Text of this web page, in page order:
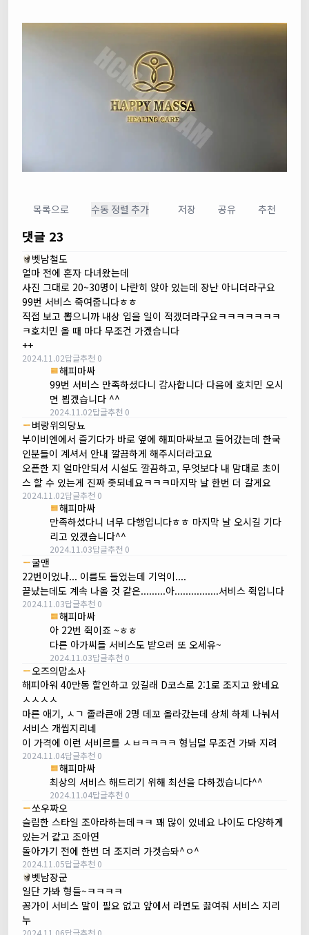
목록으로 수동 정렬 추가 저장 공유 추천
댓글 23
벳남철도
얼마 전에 혼자 다녀왔는데
사진 그대로 20~30명이 나란히 앉아 있는데 장난 아니더라구요
99번 서비스 죽여줍니다ㅎㅎ
직접 보고 뽑으니까 내상 입을 일이 적겠더라구요ㅋㅋㅋㅋㅋㅋㅋ
ㅋ호치민 올 때 마다 무조건 가겠습니다
++
2024.11.02답글추천 0
해피마싸
99번 서비스 만족하셨다니 감사합니다 다음에 호치민 오시
면 뵙겠습니다 ^^
2024.11.02답글추천 0
벼랑위의당뇨
부이비엔에서 즐기다가 바로 옆에 해피마싸보고 들어갔는데 한국
인분들이 계셔서 안내 깔끔하게 해주시더라고요
오픈한 지 얼마안되서 시설도 깔끔하고, 무엇보다 내 맘대로 초이
스 할 수 있는게 진짜 좃되네요ㅋㅋㅋ마지막 날 한번 더 갈게요
2024.11.02답글추천 0
해피마싸
만족하셨다니 너무 다행입니다ㅎㅎ 마지막 날 오시길 기다
리고 있겠습니다^^
2024.11.03답글추천 0
굴맨
22번이었나... 이름도 들었는데 기억이....
끝났는데도 계속 나올 것 같은.........아................서비스 쥑입니다
2024.11.03답글추천 0
해피마싸
아 22번 쥑이죠 ~ㅎㅎ
다른 아가씨들 서비스도 받으러 또 오세유~
2024.11.03답글추천 0
오즈의맙소사
해피아워 40만동 할인하고 있길래 D코스로 2:1로 조지고 왔네요
ㅅㅅㅅㅅ
마른 애기, ㅅㄱ 졸라큰애 2명 데꼬 올라갔는데 상체 하체 나눠서
서비스 개씹지리네
이 가격에 이런 서비르를 ㅅㅂㅋㅋㅋㅋ 형님덜 무조건 가봐 지려
2024.11.04답글추천 0
해피마싸
최상의 서비스 해드리기 위해 최선을 다하겠습니다^^
2024.11.04답글추천 0
쏘우짜오
슬림한 스타일 조아라하는데ㅋㅋ 꽤 많이 있네요 나이도 다양하게
있는거 같고 조아연
돌아가기 전에 한번 더 조지러 가겟슴돠^ㅇ^
2024.11.05답글추천 0
벳남장군
일단 가봐 형들~ㅋㅋㅋㅋ
꽁가이 서비스 말이 필요 없고 앞에서 라면도 끓여줘 서비스 지리
누
2024.11.06답글추천 0